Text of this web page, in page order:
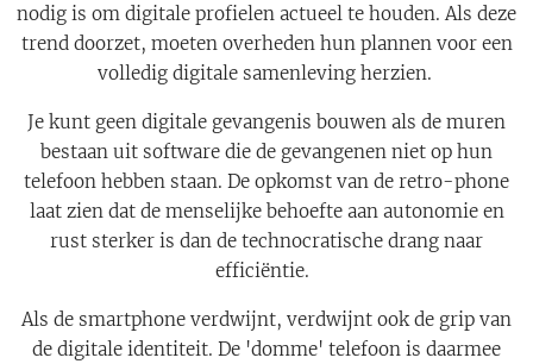
nodig is om digitale profielen actueel te houden. Als deze
trend doorzet, moeten overheden hun plannen voor een
volledig digitale samenleving herzien.
Je kunt geen digitale gevangenis bouwen als de muren
bestaan uit software die de gevangenen niet op hun
telefoon hebben staan. De opkomst van de retro-phone
laat zien dat de menselijke behoefte aan autonomie en
rust sterker is dan de technocratische drang naar
efficiëntie.
Als de smartphone verdwijnt, verdwijnt ook de grip van
de digitale identiteit. De 'domme' telefoon is daarmee